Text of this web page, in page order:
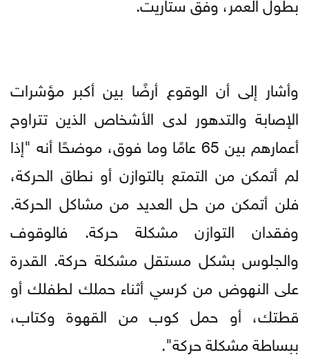
وأشار إلى أن الوقوع أرضًا بين أكبر مؤشرات
الإصابة والتدهور لدى الأشخاص الذين تتراوح
أعمارهم بين 65 عامًا وما فوق، موضحًا أنه "إذا
لم أتمكن من التمتع بالتوازن أو نطاق الحركة،
فلن أتمكن من حل العديد من مشاكل الحركة.
وفقدان التوازن مشكلة حركة. فالوقوف
والجلوس بشكل مستقل مشكلة حركة. القدرة
على النهوض من كرسي أثناء حملك لطفلك أو
قطتك، أو حمل كوب من القهوة وكتاب،
ببساطة مشكلة حركة".